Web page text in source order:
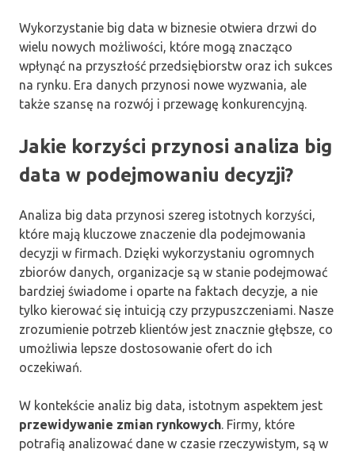
Wykorzystanie big data w biznesie otwiera drzwi do
wielu nowych możliwości, które mogą znacząco
wpłynąć na przyszłość przedsiębiorstw oraz ich sukces
na rynku. Era danych przynosi nowe wyzwania, ale
także szansę na rozwój i przewagę konkurencyjną.
Jakie korzyści przynosi analiza big
data w podejmowaniu decyzji?
Analiza big data przynosi szereg istotnych korzyści,
które mają kluczowe znaczenie dla podejmowania
decyzji w firmach. Dzięki wykorzystaniu ogromnych
zbiorów danych, organizacje są w stanie podejmować
bardziej świadome i oparte na faktach decyzje, a nie
tylko kierować się intuicją czy przypuszczeniami. Nasze
zrozumienie potrzeb klientów jest znacznie głębsze, co
umożliwia lepsze dostosowanie ofert do ich
oczekiwań.
W kontekście analiz big data, istotnym aspektem jest
przewidywanie zmian rynkowych. Firmy, które
potrafią analizować dane w czasie rzeczywistym, są w